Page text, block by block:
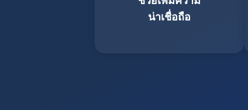
น่าเชื่อถือ